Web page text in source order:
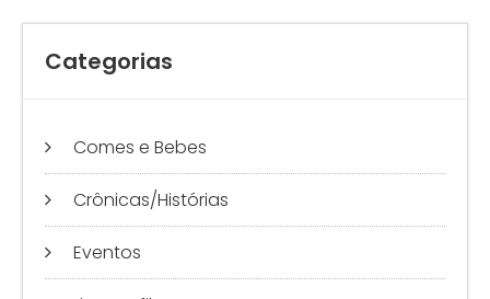
Categorias
Comes e Bebes
Crônicas/Histórias
Eventos